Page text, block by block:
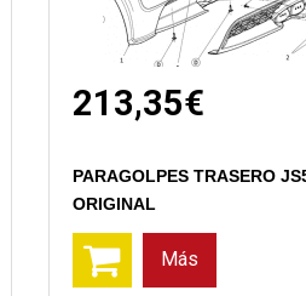
213,35€
PARAGOLPES TRASERO
ORIGINAL
Más